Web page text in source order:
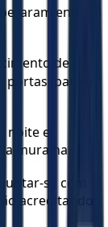
entre si
de
para o
noite e,
muralha.
se com
acreditando